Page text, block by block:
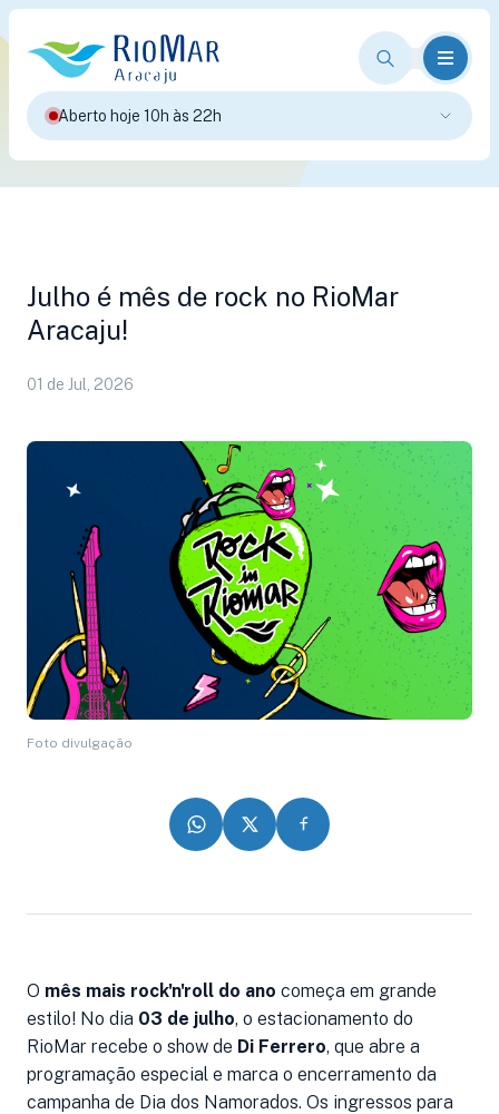
Aberto hoje 10h às 22h
Julho é mês de rock no RioMar
Aracaju!
01 de Jul, 2026
Foto divulgação
O mês mais rock'n'roll do ano começa em grande
estilo! No dia 03 de julho, o estacionamento do
RioMar recebe o show de Di Ferrero, que abre a
programação especial e marca o encerramento da
campanha de Dia dos Namorados. Os ingressos para